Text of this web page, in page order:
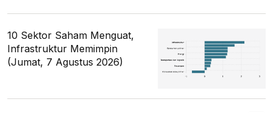
10 Sektor Saham Menguat,
Infrastruktur Memimpin
(Jumat, 7 Agustus 2026)